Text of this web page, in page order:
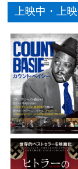
上映中・上